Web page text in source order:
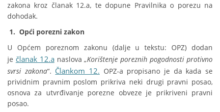
zakona kroz članak 12.a, te dopune Pravilnika o porezu na
dohodak.
1. Opći porezni zakon
U Općem poreznom zakonu (dalje u tekstu: OPZ) dodan
je članak 12.anaslova „Korištenje poreznih pogodnosti protivno
svrsi zakona“. Člankom 12. OPZ-a propisano je da kada se
prividnim pravnim poslom prikriva neki drugi pravni posao,
osnova za utvrđivanje porezne obveze je prikriveni pravni
posao.